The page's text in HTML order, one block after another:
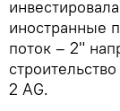
иностранные
поток – 2"
2 AG.